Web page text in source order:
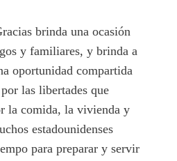
brinda una ocasión
y familiares, y brinda a
oportunidad compartida
las libertades que
la comida, la vivienda y
estadounidenses
para preparar y servir